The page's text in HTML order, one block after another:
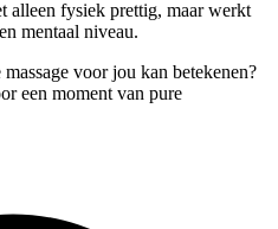
alleen fysiek prettig, maar werkt
mentaal niveau.
voor jou kan betekenen?
een moment van pure